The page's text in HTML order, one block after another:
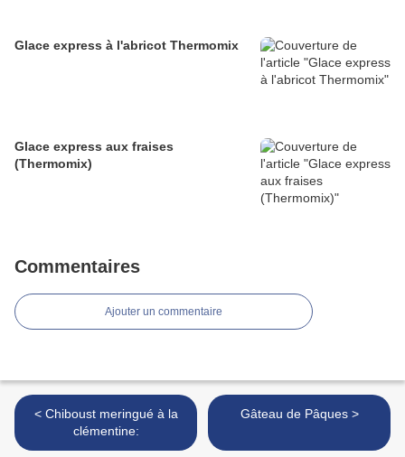
Glace express à l'abricot Thermomix
Glace express aux fraises
(Thermomix)
Commentaires
Ajouter un commentaire
< Chiboust meringué à la
clémentine:
Gâteau de Pâques >